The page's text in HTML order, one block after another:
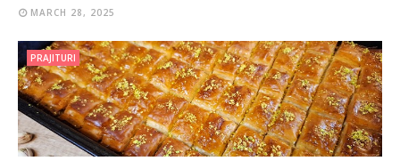
MARCH 28, 2025
PRAJITURI